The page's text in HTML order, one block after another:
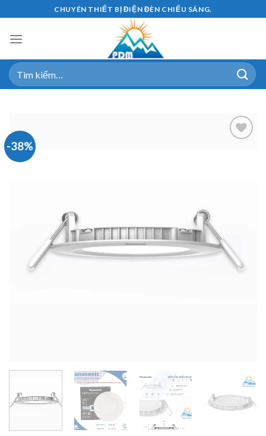
to
content
CHUYÊN THIẾT BỊ ĐIỆN ĐÈN CHIẾU SÁNG.
Tìm
kiếm:
-38%